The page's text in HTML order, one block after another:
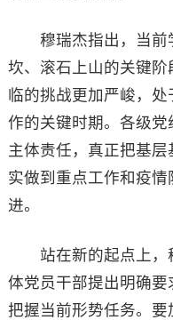
穆瑞杰指出，当前
坎、滚石上山的关键
临的挑战更加严峻，
作的关键时期。各级
主体责任，真正把基
实做到重点工作和疫
进。
站在新的起点上，
体党员干部提出明确
把握当前形势任务。